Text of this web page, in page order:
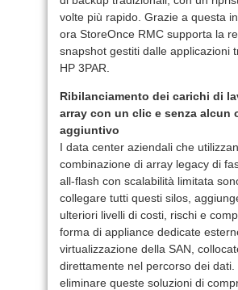
volte più rapido. Grazie a questa
ora StoreOnce RMC supporta la
snapshot gestiti dalle applicazioni
HP 3PAR.
Ribilanciamento dei carichi di
array con un clic e senza alcun
aggiuntivo
I data center aziendali che
combinazione di array legacy di
all-flash con scalabilità limitata
collegare tutti questi silos,
ulteriori livelli di costi, rischi e
forma di appliance dedicate
virtualizzazione della SAN,
direttamente nel percorso dei dati.
eliminare queste soluzioni di